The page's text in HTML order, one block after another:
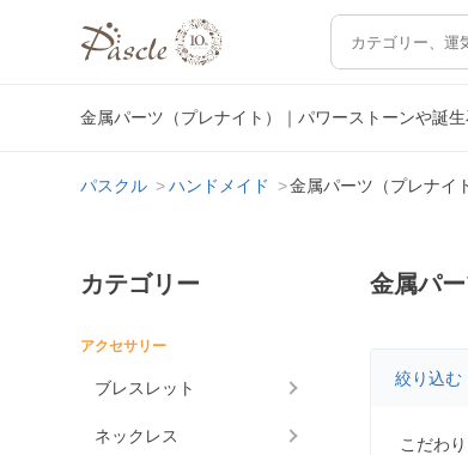
金属パーツ（プレナイト）｜パワーストーンや誕
パスクル ハンドメイド 金属パーツ（プレナイ
カテゴリー
アクセサリー
ブレスレット
ネックレス
金属パー
絞り込む
こだわり